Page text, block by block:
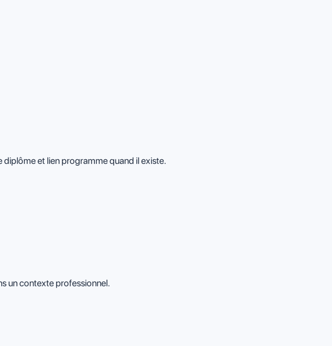
et lien programme quand il existe.
un contexte professionnel.